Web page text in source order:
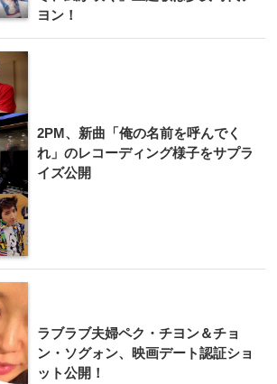
ヨン！
2PM、新曲「俺の名前を呼んでく
れ」のレコーディング様子をサプラ
イズ公開
ラブラブ夫婦ペク・チヨン＆チョ
ン・ソグォン、映画デート認証ショ
ット公開！